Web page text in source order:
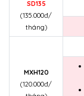
SD135
(135.000đ/
tháng)
MXH120
(120.000đ/